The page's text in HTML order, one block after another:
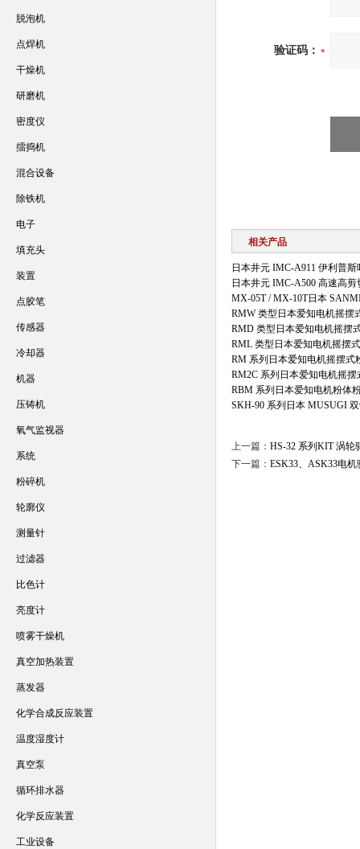
验证码：
相关产品
日本井元 IMC-A911 伊利普斯
日本井元 IMC-A500 高速高剪
MX-05T / MX-10T日本
RMW 类型日本爱知电机摇摆
RMD 类型日本爱知电机摇摆
RML 类型日本爱知电机摇摆
RM 系列日本爱知电机摇摆式
RM2C 系列日本爱知电机摇摆
RBM 系列日本爱知电机粉体
SKH-90 系列日本 MUSUGI
上一篇： HS-32 系列KIT 涡轮
下一篇： ESK33、ASK33电
脱泡机
点焊机
干燥机
研磨机
密度仪
擂捣机
混合设备
除铁机
电子
填充头
装置
点胶笔
传感器
冷却器
机器
压铸机
氧气监视器
系统
粉碎机
轮廓仪
测量针
过滤器
比色计
亮度计
喷雾干燥机
真空加热装置
蒸发器
化学合成反应装置
温度湿度计
真空泵
循环排水器
化学反应装置
工业设备